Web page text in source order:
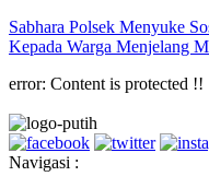
Sabhara Polsek Menyuke
Kepada Warga Menjelang
error: Content is protected !!
Navigasi :